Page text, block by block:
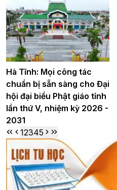
Hà Tĩnh: Mọi công tác
chuẩn bị sẵn sàng cho Đại
hội đại biểu Phật giáo tỉnh
lần thứ V, nhiệm kỳ 2026 -
2031
12345